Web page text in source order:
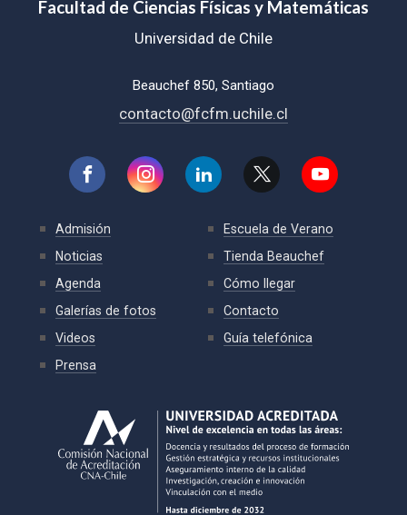
Facultad de Ciencias Físicas y Matemáticas
Universidad de Chile
Beauchef 850, Santiago
contacto@fcfm.uchile.cl
Admisión
Noticias
Agenda
Galerías de fotos
Videos
Prensa
Escuela de Verano
Tienda Beauchef
Cómo llegar
Contacto
Guía telefónica